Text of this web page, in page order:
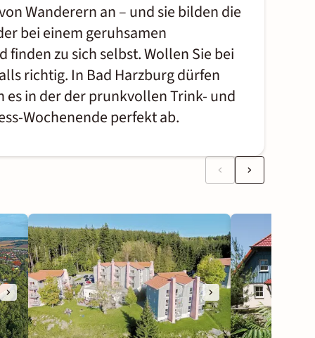
Wanderern an – und sie bilden die
bei einem geruhsamen
zu sich selbst. Wollen Sie bei
richtig. In Bad Harzburg dürfen
es in der der prunkvollen Trink- und
Wochenende perfekt ab.